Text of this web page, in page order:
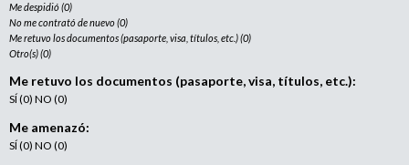
Me despidió (0)
No me contrató de nuevo (0)
Me retuvo los documentos (pasaporte, visa, títulos, etc.) (0)
Otro(s) (0)
Me retuvo los documentos (pasaporte, visa, títulos, etc.):
SÍ (0) NO (0)
Me amenazó:
SÍ (0) NO (0)